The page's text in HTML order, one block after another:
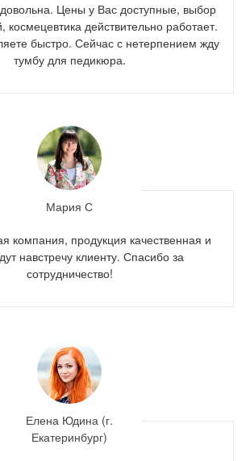
Цены у Вас доступные, выбор
действительно работает.
быстро. Сейчас с нетерпением жду
тумбу для педикюра.
Мария С
компания, продукция качественная и
навстречу клиенту. Спасибо за
сотрудничество!
Елена Юдина (г.
Екатеринбург)